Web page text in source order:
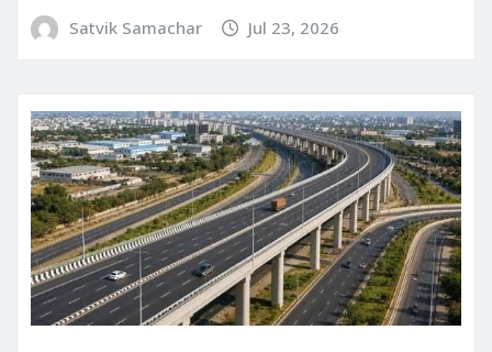
Satvik Samachar Jul 23, 2026